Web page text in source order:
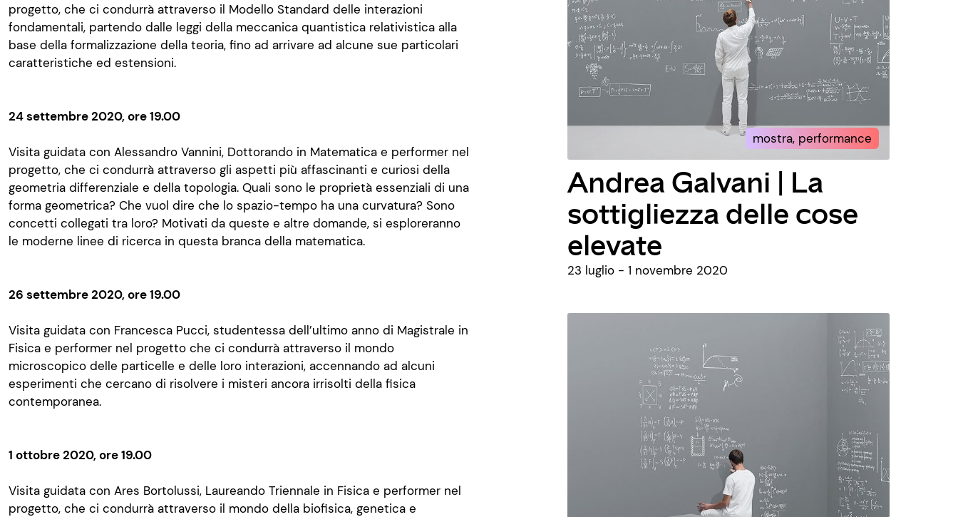
progetto, che ci condurrà attraverso il Modello Standard delle interazioni
fondamentali, partendo dalle leggi della meccanica quantistica relativistica alla
base della formalizzazione della teoria, fino ad arrivare ad alcune sue particolari
caratteristiche ed estensioni.
24 settembre 2020, ore 19.00
Visita guidata con Alessandro Vannini, Dottorando in Matematica e performer nel
progetto, che ci condurrà attraverso gli aspetti più affascinanti e curiosi della
geometria differenziale e della topologia. Quali sono le proprietà essenziali di una
forma geometrica? Che vuol dire che lo spazio-tempo ha una curvatura? Sono
concetti collegati tra loro? Motivati da queste e altre domande, si esploreranno
le moderne linee di ricerca in questa branca della matematica.
26 settembre 2020, ore 19.00
Visita guidata con Francesca Pucci, studentessa dell’ultimo anno di Magistrale in
Fisica e performer nel progetto che ci condurrà attraverso il mondo
microscopico delle particelle e delle loro interazioni, accennando ad alcuni
esperimenti che cercano di risolvere i misteri ancora irrisolti della fisica
contemporanea.
1 ottobre 2020, ore 19.00
Visita guidata con Ares Bortolussi, Laureando Triennale in Fisica e performer nel
progetto, che ci condurrà attraverso il mondo della biofisica, genetica e
mostra, performance
Andrea Galvani | La
sottigliezza delle cose
elevate
23 luglio - 1 novembre 2020